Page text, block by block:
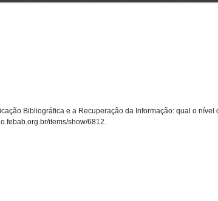
Bibliográfica e a Recuperação da Informação: qual o nível
items/show/6812.